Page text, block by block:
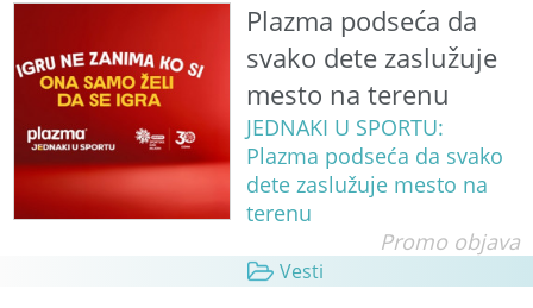
Plazma podseća da
svako dete zaslužuje
mesto na terenu
JEDNAKI U SPORTU:
Plazma podseća da svako
dete zaslužuje mesto na
terenu
Promo objava
Vesti